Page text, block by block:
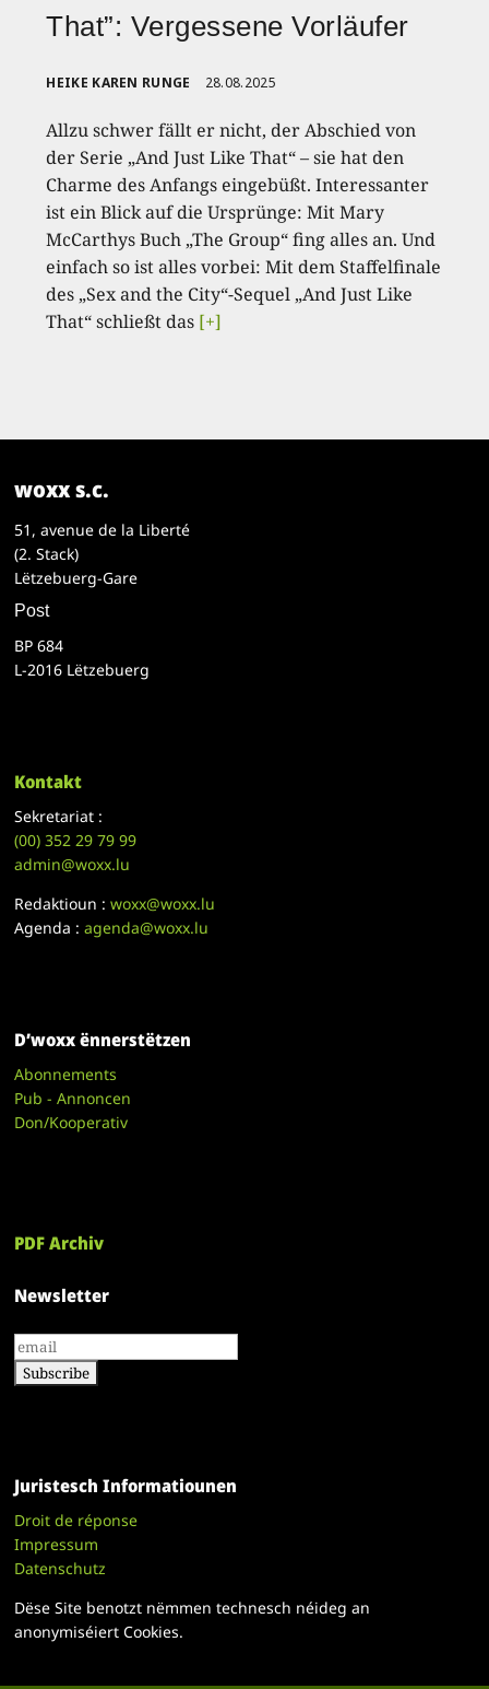
That”: Vergessene Vorläufer
HEIKE KAREN RUNGE 28.08.2025
Allzu schwer fällt er nicht, der Abschied von
der Serie „And Just Like That“ – sie hat den
Charme des Anfangs eingebüßt. Interessanter
ist ein Blick auf die Ursprünge: Mit Mary
McCarthys Buch „The Group“ fing alles an. Und
einfach so ist alles vorbei: Mit dem Staffelfinale
des „Sex and the City“-Sequel „And Just Like
That“ schließt das [+]
woxx s.c.
51, avenue de la Liberté
(2. Stack)
Lëtzebuerg-Gare
Post
BP 684
L-2016 Lëtzebuerg
Kontakt
Sekretariat :
(00)352 29 79 99
admin@woxx.lu
Redaktioun :woxx@woxx.lu
Agenda :agenda@woxx.lu
D’woxx ënnerstëtzen
Abonnements
Pub - Annoncen
Don/Kooperativ
PDF Archiv
Newsletter
Juristesch Informatiounen
Droit de réponse
Impressum
Datenschutz
Dëse Site benotzt nëmmen technesch néideg an
anonymiséiert Cookies.